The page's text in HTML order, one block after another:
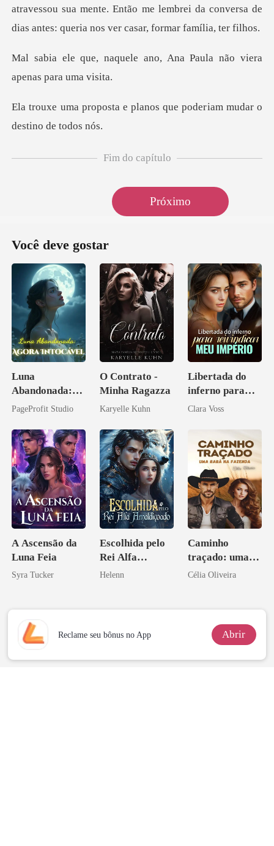
avessou sua mente. Então me lembrei da conversa de
dias
e ano, Ana Paula não vier
planos que poderiam muda
Fim do capítulo
Próximo
Você deve gostar
Luna
Abandonada:
Agora Intocável
PageProfit Studio
O Contrato -
Minha Ragazza
Karyelle Kuhn
Libertada do
inferno para
reivindicar meu
Clara Voss
A Ascensão da
Luna Feia
Syra Tucker
Escolhida pelo
Rei Alfa
Amaldiçoado
Helenn
Caminho
traçado: uma
babá na fazenda
Célia Oliveira
Reclame seu bônus no App Abrir